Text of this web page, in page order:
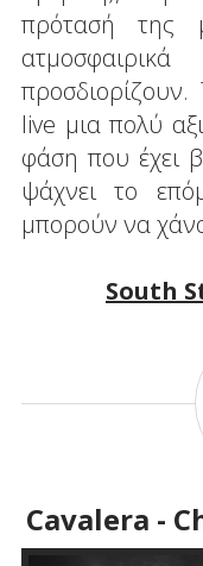
πρότασή της
προσδιορίζουν.
live μια πολύ
φάση που έχει
ψάχνει το
μπορούν να
South
Cavalera -